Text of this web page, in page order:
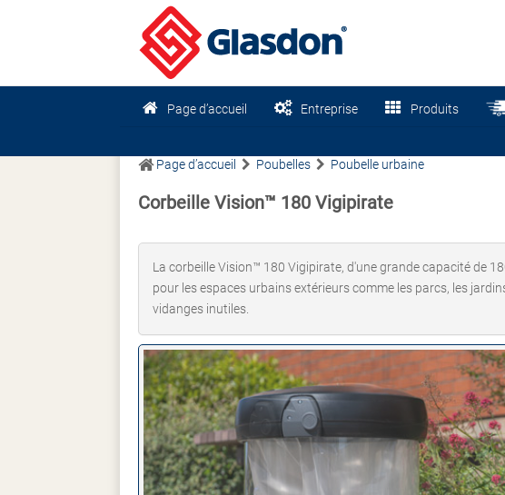
Page d’accueil Entreprise Produits
Page d’accueil Poubelles Poubelle urbaine
Corbeille Vision™ 180 Vigipirate
La corbeille Vision™ 180 Vigipirate, d'une grande capacité de
pour les espaces urbains extérieurs comme les parcs, les
vidanges inutiles.